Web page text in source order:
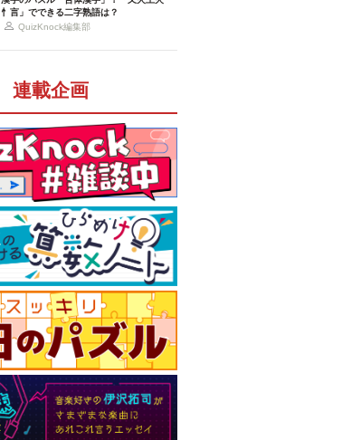
忄言」でできる二字熟語は？
QuizKnock編集部
連載企画